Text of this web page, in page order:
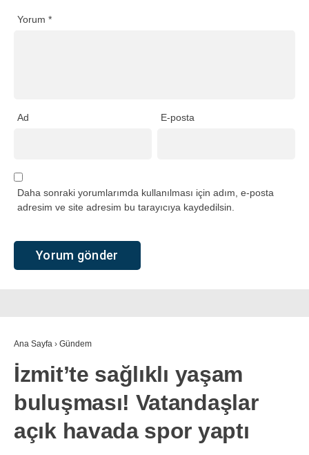
Yorum *
Ad E-posta
Daha sonraki yorumlarımda kullanılması için adım, e-posta
adresim ve site adresim bu tarayıcıya kaydedilsin.
Ana Sayfa › Gündem
İzmit’te sağlıklı yaşam
buluşması! Vatandaşlar
açık havada spor yaptı